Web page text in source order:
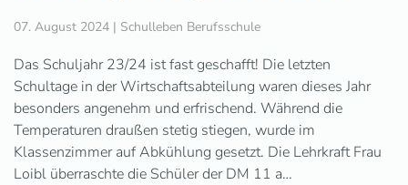
07. August 2024 | Schulleben Berufsschule
Das Schuljahr 23/24 ist fast geschafft! Die letzten
Schultage in der Wirtschaftsabteilung waren dieses Jahr
besonders angenehm und erfrischend. Während die
Temperaturen draußen stetig stiegen, wurde im
Klassenzimmer auf Abkühlung gesetzt. Die Lehrkraft Frau
Loibl überraschte die Schüler der DM 11 a…